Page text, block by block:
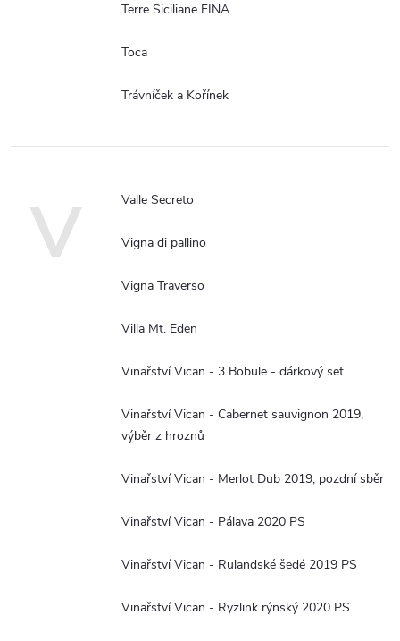
Terre Siciliane FINA
Toca
Trávníček a Kořínek
V Valle Secreto
Vigna di pallino
Vigna Traverso
Villa Mt. Eden
Vinařství Vican - 3 Bobule - dárkový set
Vinařství Vican - Cabernet sauvignon 2019,
výběr z hroznů
Vinařství Vican - Merlot Dub 2019, pozdní sběr
Vinařství Vican - Pálava 2020 PS
Vinařství Vican - Rulandské šedé 2019 PS
Vinařství Vican - Ryzlink rýnský 2020 PS